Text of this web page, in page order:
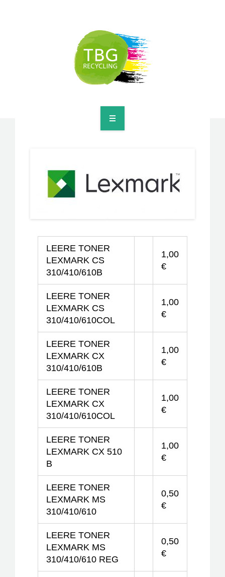
VERGÜTUNGSPREISE TINTENPATRONEN
> KONTAKTIEREN
LEERE TONER
LEXMARK CS
310/410/610B
1,00
€
LEERE TONER
LEXMARK CS
310/410/610COL
1,00
€
LEERE TONER
LEXMARK CX
310/410/610B
1,00
€
LEERE TONER
LEXMARK CX
310/410/610COL
1,00
€
LEERE TONER
LEXMARK CX 510
B
1,00
€
LEERE TONER
LEXMARK MS
310/410/610
0,50
€
LEERE TONER
LEXMARK MS
310/410/610 REG
0,50
€